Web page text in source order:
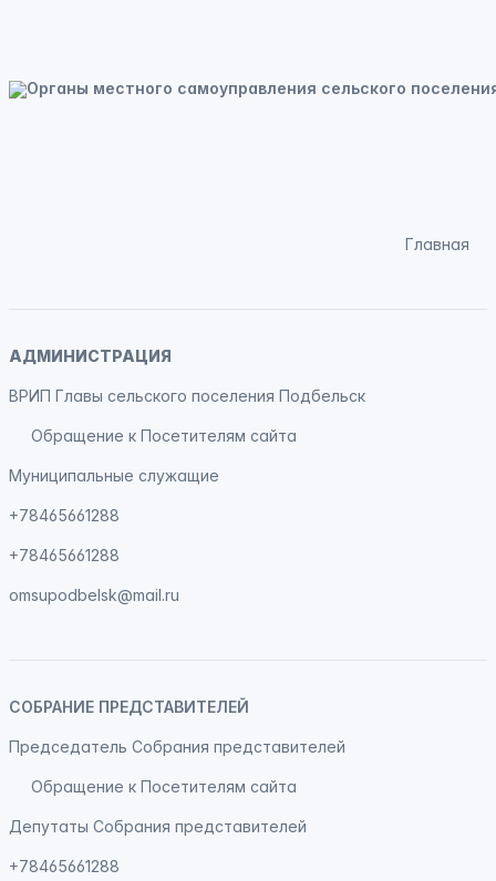
Главная
АДМИНИСТРАЦИЯ
ВРИП Главы сельского поселения Подбельск
Обращение к Посетителям сайта
Муниципальные служащие
+78465661288
+78465661288
omsupodbelsk@mail.ru
СОБРАНИЕ ПРЕДСТАВИТЕЛЕЙ
Председатель Собрания представителей
Обращение к Посетителям сайта
Депутаты Собрания представителей
+78465661288